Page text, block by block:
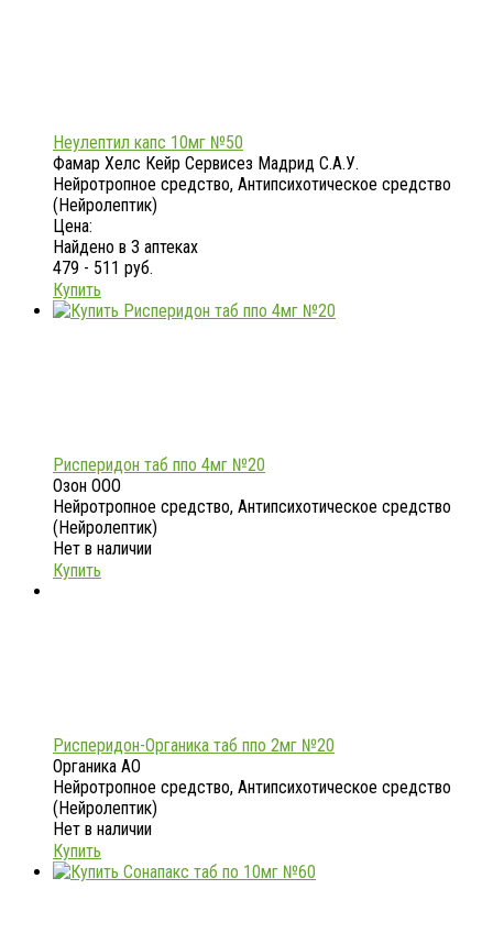
Неулептил капс 10мг №50
Фамар Хелс Кейр Сервисез Мадрид С.А.У.
Нейротропное средство, Антипсихотическое средство
(Нейролептик)
Цена:
Найдено в 3 аптеках
479 - 511 руб.
Купить
Рисперидон таб ппо 4мг №20
Озон ООО
Нейротропное средство, Антипсихотическое средство
(Нейролептик)
Нет в наличии
Купить
Рисперидон-Органика таб ппо 2мг №20
Органика АО
Нейротропное средство, Антипсихотическое средство
(Нейролептик)
Нет в наличии
Купить